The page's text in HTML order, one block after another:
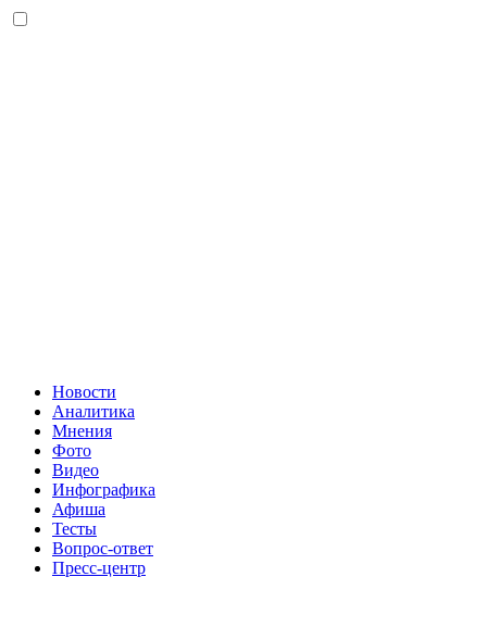
Новости
Аналитика
Мнения
Фото
Видео
Инфографика
Афиша
Тесты
Вопрос-ответ
Пресс-центр